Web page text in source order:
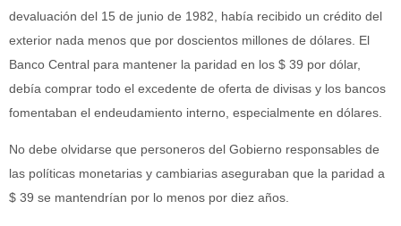
devaluación del 15 de junio de 1982, había recibido un crédito del
exterior nada menos que por doscientos millones de dólares. El
Banco Central para mantener la paridad en los $ 39 por dólar,
debía comprar todo el excedente de oferta de divisas y los bancos
fomentaban el endeudamiento interno, especialmente en dólares.
No debe olvidarse que personeros del Gobierno responsables de
las políticas monetarias y cambiarias aseguraban que la paridad a
$ 39 se mantendrían por lo menos por diez años.